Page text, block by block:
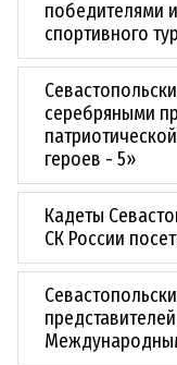
победителями
спортивного
серебряными
героев - 5»
Кадеты
СК России